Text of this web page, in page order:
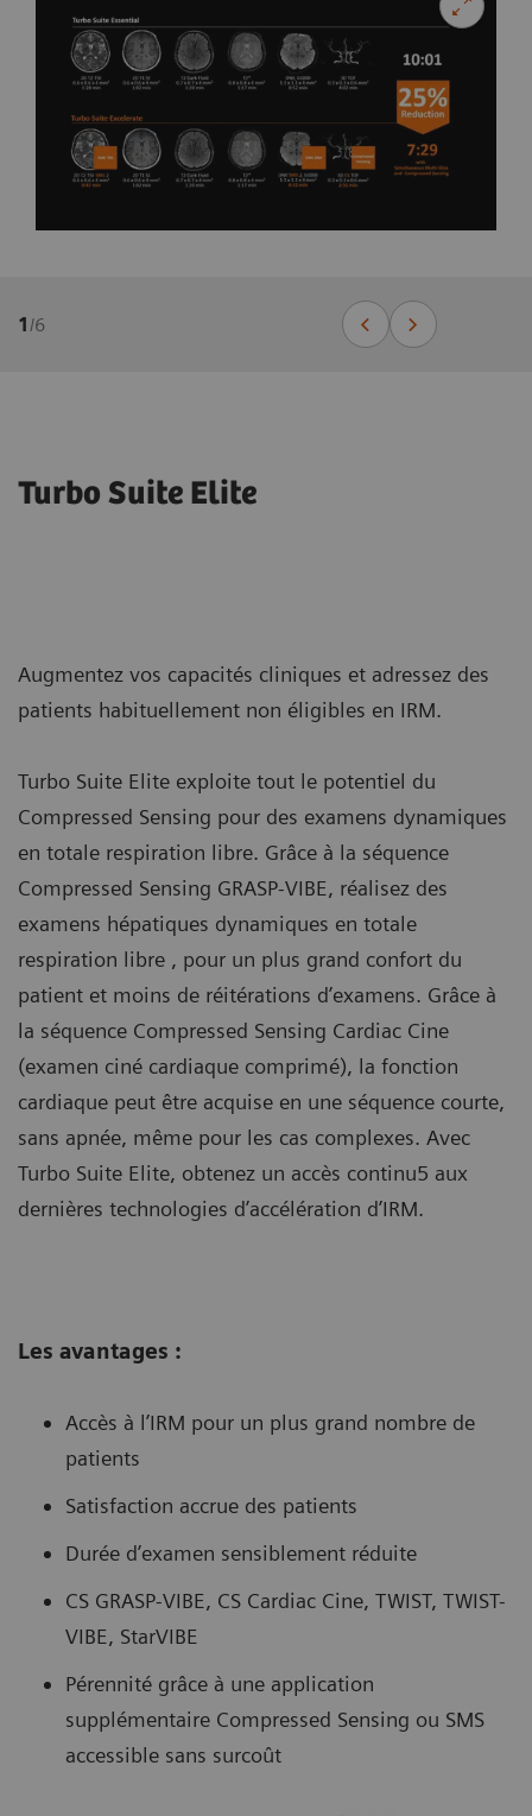
1/6
Turbo Suite Elite
Augmentez vos capacités cliniques et adressez des
patients habituellement non éligibles en IRM.
Turbo Suite Elite exploite tout le potentiel du
Compressed Sensing pour des examens dynamiques
en totale respiration libre. Grâce à la séquence
Compressed Sensing GRASP-VIBE, réalisez des
examens hépatiques dynamiques en totale
respiration libre , pour un plus grand confort du
patient et moins de réitérations d’examens. Grâce à
la séquence Compressed Sensing Cardiac Cine
(examen ciné cardiaque comprimé), la fonction
cardiaque peut être acquise en une séquence courte,
sans apnée, même pour les cas complexes. Avec
Turbo Suite Elite, obtenez un accès continu5 aux
dernières technologies d’accélération d’IRM.
Les avantages :
Accès à l’IRM pour un plus grand nombre de
patients
Satisfaction accrue des patients
Durée d’examen sensiblement réduite
CS GRASP-VIBE, CS Cardiac Cine, TWIST, TWIST-
VIBE, StarVIBE
Pérennité grâce à une application
supplémentaire Compressed Sensing ou SMS
accessible sans surcoût